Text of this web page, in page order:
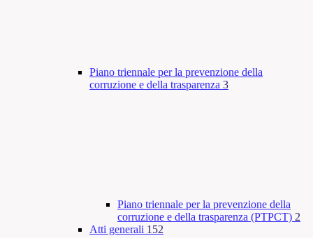
Piano triennale per la prevenzione della
corruzione e della trasparenza 3
Piano triennale per la prevenzione della
corruzione e della trasparenza (PTPCT) 2
Atti generali 152